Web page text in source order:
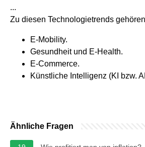
...
Zu diesen Technologietrends
E-Mobility.
Gesundheit und E-Health.
E-Commerce.
Künstliche Intelligenz (KI bzw.
Ähnliche Fragen